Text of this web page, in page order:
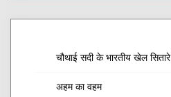
चौथाई सदी के भारतीय खेल सितारे
अहम का वहम